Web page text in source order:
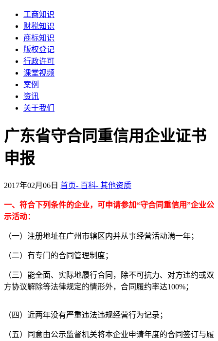
工商知识
财税知识
商标知识
版权登记
行政许可
课堂视频
案例
资讯
关于我们
广东省守合同重信用企业证书
申报
2017年02月06日 首页- 百科- 其他资质
一、符合下列条件的企业，可申请参加“守合同重信用”企业公
示活动：
（一）注册地址在广州市辖区内并从事经营活动满一年；
（二）有专门的合同管理制度；
（三）能全面、实际地履行合同，除不可抗力、对方违约或双
方协议解除等法律规定的情形外，合同履约率达100%；
（四）近两年没有严重违法违规经营行为记录；
（五）同意由公示监督机关将本企业申请年度的合同签订与履